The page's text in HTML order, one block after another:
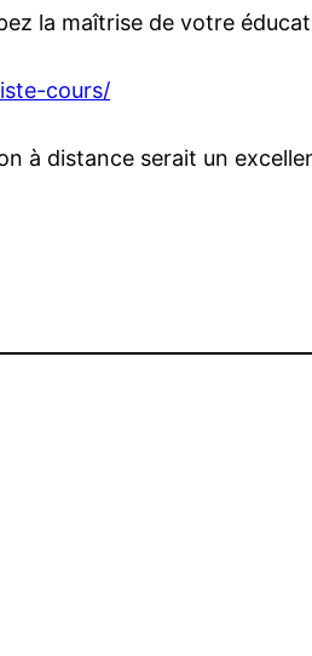
la maîtrise de votre
cours/
à distance serait un